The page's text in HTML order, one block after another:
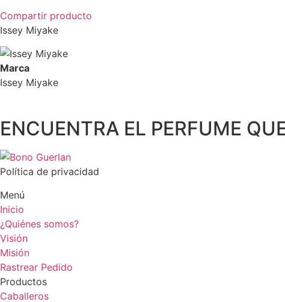
50
Ml
cantidad
Compartir producto
Issey Miyake
Marca
Issey Miyake
ENCUENTRA EL PERFUME
Política de privacidad
Menú
Inicio
¿Quiénes somos?
Visión
Misión
Rastrear Pedido
Productos
Caballeros